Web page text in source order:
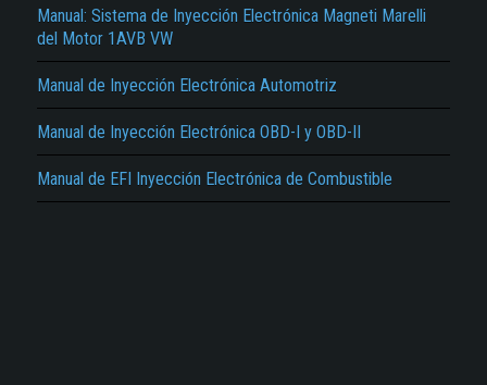
Manual: Sistema de Inyección Electrónica Magneti Marelli
del Motor 1AVB VW
Manual de Inyección Electrónica Automotriz
Manual de Inyección Electrónica OBD-I y OBD-II
Manual de EFI Inyección Electrónica de Combustible
Texto o Imagen de portada son erróneos.
No carga o no se visualiza el contenido.
Reportar otro tipo de error...